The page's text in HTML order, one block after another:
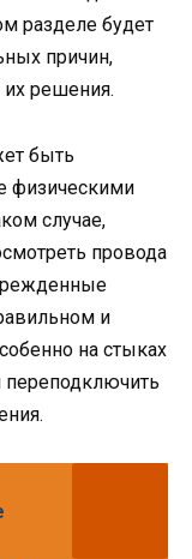
разделе будет
причин,
решения.
быть
физическими
случае,
провода
и
на стыках
переподключить